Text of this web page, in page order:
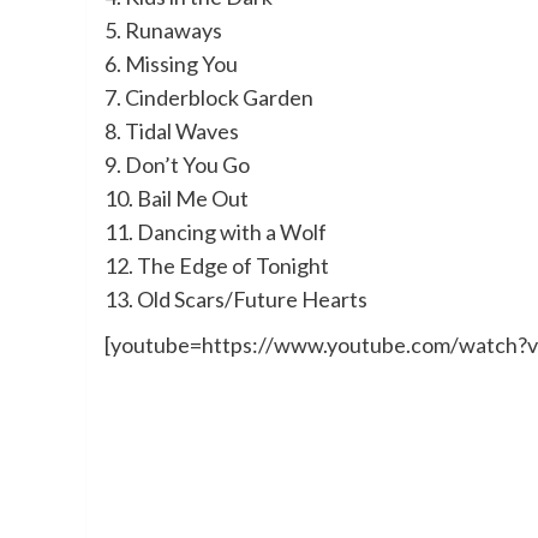
5. Runaways
6. Missing You
7. Cinderblock Garden
8. Tidal Waves
9. Don’t You Go
10. Bail Me Out
11. Dancing with a Wolf
12. The Edge of Tonight
13. Old Scars/Future Hearts
[youtube=https://www.youtube.com/